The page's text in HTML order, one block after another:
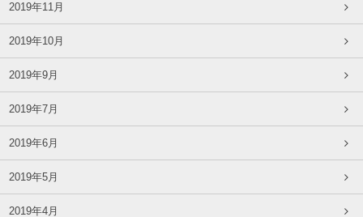
2019年11月
2019年10月
2019年9月
2019年7月
2019年6月
2019年5月
2019年4月